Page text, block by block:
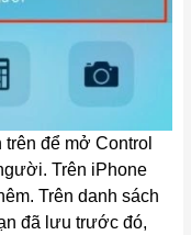
để mở Control
Trên iPhone
Trên danh sách
đã lưu trước đó,